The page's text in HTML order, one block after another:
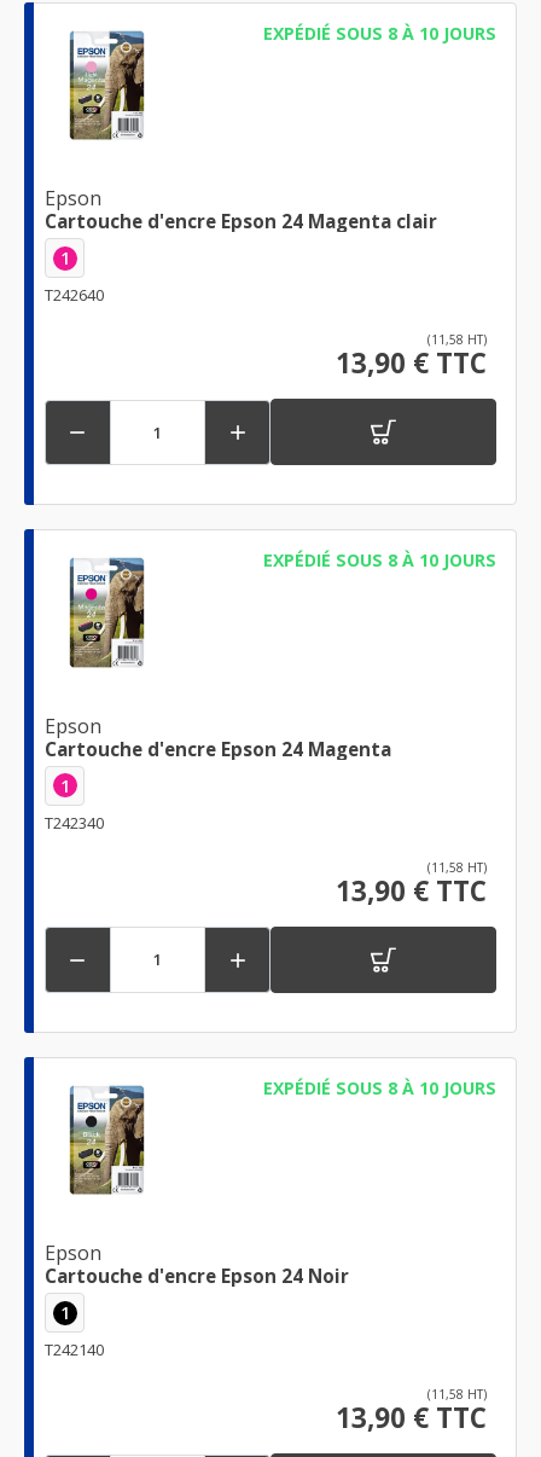
EXPÉDIÉ SOUS 8 À 10 JOURS
Epson
Cartouche d'encre Epson 24 Magenta clair
1
T242640
(11,58 HT)
13,90 € TTC
 
EXPÉDIÉ SOUS 8 À 10 JOURS
Epson
Cartouche d'encre Epson 24 Magenta
1
T242340
(11,58 HT)
13,90 € TTC
 
EXPÉDIÉ SOUS 8 À 10 JOURS
Epson
Cartouche d'encre Epson 24 Noir
1
T242140
(11,58 HT)
13,90 € TTC